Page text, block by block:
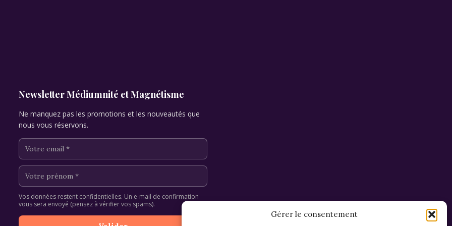
Gérer le consentement
Newsletter Médiumnité et Magnétisme
Ne manquez pas les promotions et les nouveautés que
nous vous réservons.
Vos données restent confidentielles. Un e-mail de confirmation
vous sera envoyé (pensez à vérifier vos spams).